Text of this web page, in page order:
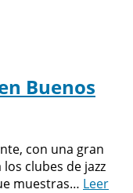
Buenos
con una gran
clubes de jazz
muestras… Leer